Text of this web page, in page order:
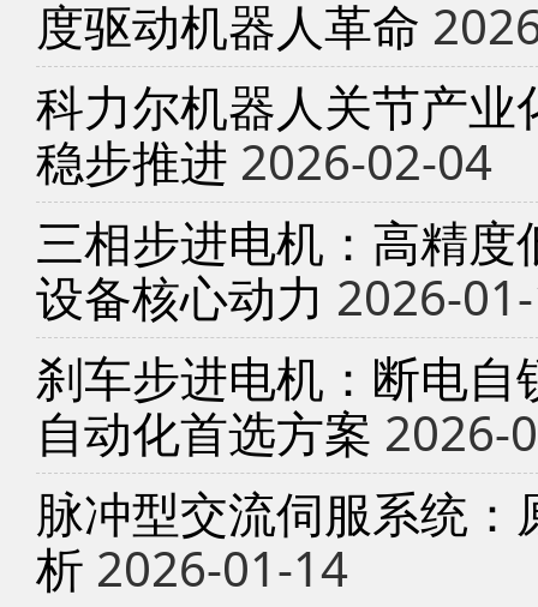
度驱动机器人革命
科力尔机器人关节产
稳步推进 2026-02-04
三相步进电机：高精
设备核心动力 2026-
刹车步进电机：断电
自动化首选方案 2026-
脉冲型交流伺服系统
析 2026-01-14